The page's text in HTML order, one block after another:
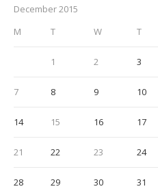
December 2015
M
T W T
1 2 3
7 8 9 10
14 15 16 17
21 22 23 24
28 29 30 31